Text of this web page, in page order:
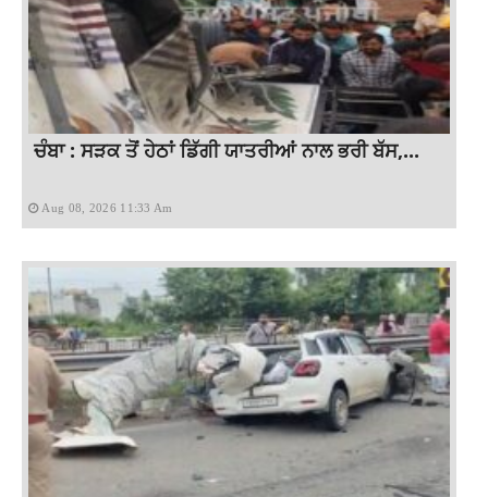
ਚੰਬਾ : ਸੜਕ ਤੋਂ ਹੇਠਾਂ ਡਿੱਗੀ ਯਾਤਰੀਆਂ ਨਾਲ ਭਰੀ ਬੱਸ,...
Aug 08, 2026 11:33 Am